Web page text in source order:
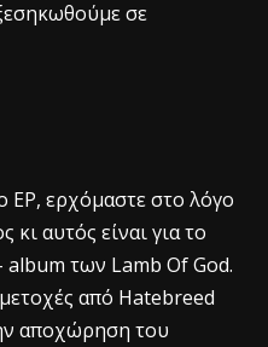
σε
EP, ερχόμαστε στο λόγο
κι αυτός είναι για το
album των Lamb Of God.
από Hatebreed
αποχώρηση του